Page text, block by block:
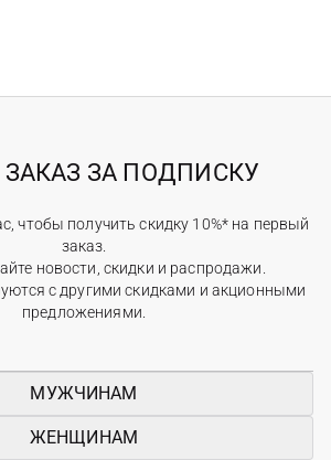
ЗАКАЗ ЗА ПОДПИСКУ
чтобы получить скидку 10%* на первый
заказ.
новости, скидки и распродажи.
с другими скидками и акционными
предложениями.
МУЖЧИНАМ
ЖЕНЩИНАМ